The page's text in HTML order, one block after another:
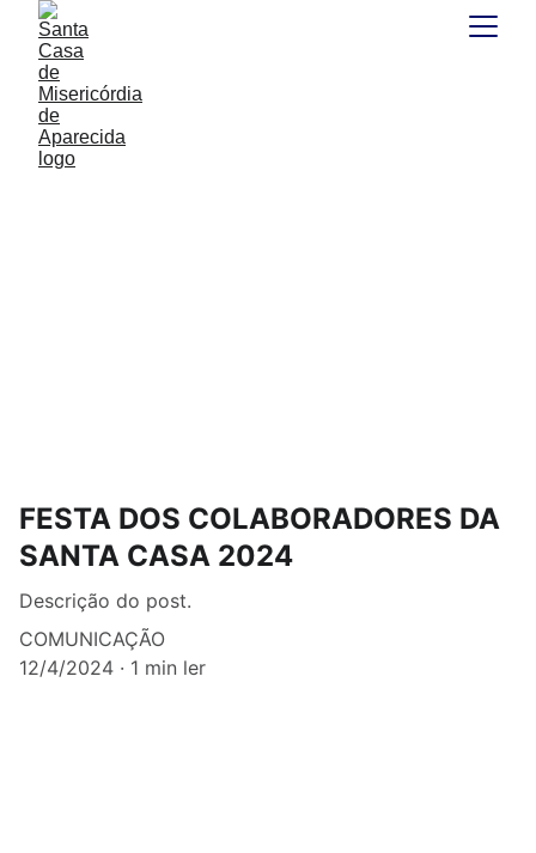
FESTA DOS COLABORADORES DA
SANTA CASA 2024
Descrição do post.
COMUNICAÇÃO
12/4/2024
1 min ler